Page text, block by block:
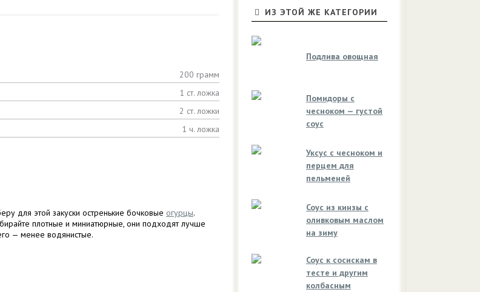
200 грамм
1 ст. ложка
2 ст. ложки
1 ч. ложка
для этой закуски остренькие бочковые огурцы.
плотные и миниатюрные, они подходят лучше
— менее водянистые.
ИЗ ЭТОЙ ЖЕ КАТЕГОРИИ
Подлива овощная
Помидоры с
чесноком — густой
соус
Уксус с чесноком и
перцем для
пельменей
Соус из кинзы с
оливковым маслом
на зиму
Соус к сосискам в
тесте и другим
колбасным